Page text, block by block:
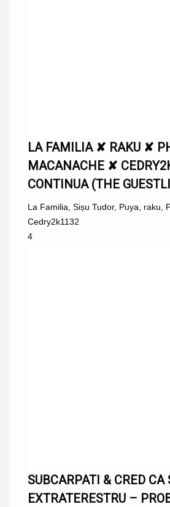
LA FAMILIA ✘ RAKU ✘
MACANACHE ✘
CONTINUA (THE
La Familia ,Sișu Tudor, Puya raku
Cedry2k1132
4
SUBCARPATI & CRED CA
EXTRATERESTRU –